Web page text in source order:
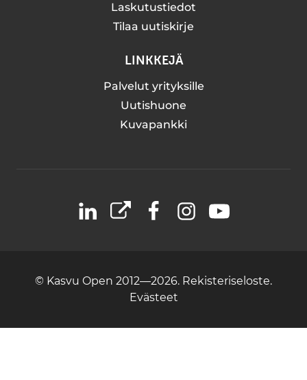
Laskutustiedot
Tilaa uutiskirje
LINKKEJÄ
Palvelut yrityksille
Uutishuone
Kuvapankki
LinkedIn
X FacebookInstagramYouTube
© Kasvu Open 2012—2026. Rekisteriseloste.
Evästeet